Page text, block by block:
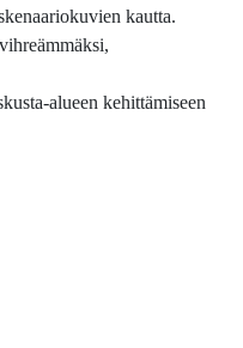
kautta.
alueen kehittämiseen